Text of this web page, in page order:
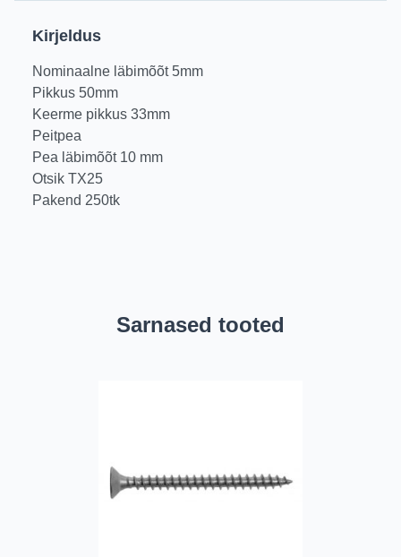
Kirjeldus
Nominaalne läbimõõt 5mm
Pikkus 50mm
Keerme pikkus 33mm
Peitpea
Pea läbimõõt 10 mm
Otsik TX25
Pakend 250tk
Sarnased tooted